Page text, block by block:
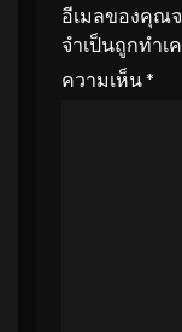
อีเมลของคุณ
จำเป็นถูกทำเ
ความเห็น*